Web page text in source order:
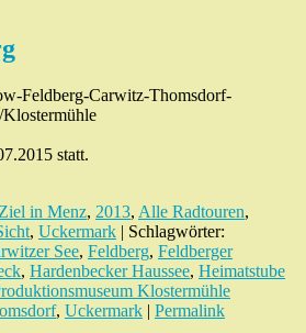
Feldberg-Carwitz-Thomsdorf-
statt.
in Menz, 2013, Alle Radtouren,
, Uckermark | Schlagwörter:
See, Feldberg, Feldberger
, Hardenbecker Haussee, Heimatstube
Klostermühle
, Uckermark | Permalink